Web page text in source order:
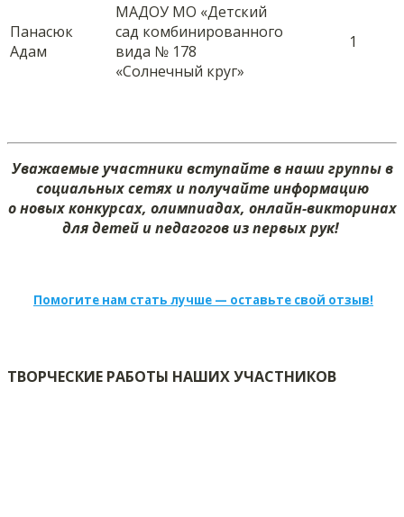
Панасюк
Адам
МАДОУ МО «Детский
сад комбинированного
вида № 178
«Солнечный круг»
1
Уважаемые участники вступайте в наши группы в
социальных сетях и получайте информацию
о новых конкурсах, олимпиадах, онлайн-викторинах
для детей и педагогов из первых рук!
Помогите нам стать лучше — оставьте свой отзыв!
ТВОРЧЕСКИЕ РАБОТЫ НАШИХ УЧАСТНИКОВ